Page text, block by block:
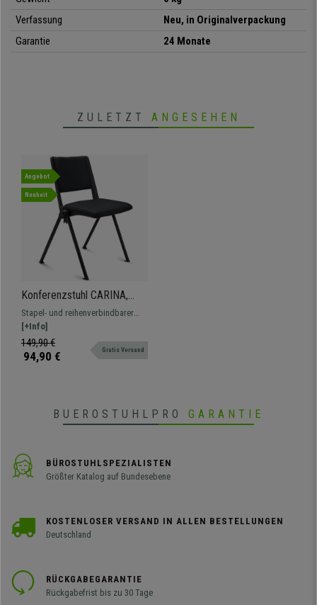
Verfassung
Neu, in Originalverpackung
Garantie
24 Monate
ZULETZT ANGESEHEN
Angebot
Neuheit
Konferenzstuhl CARINA,
stapel- und reihenverbindbar,
schwarzes Stahlgestell,
Kunstleder Farbe Schwarz
Stapel- und reihenverbindbarer
Konferenzstuhl. Attraktives
modernes Design, erhältlich auch
gepolstert, mit Schreibbrett und
[+Info]
149,90 €
94,90 € Gratis Versand
BUEROSTUHLPRO GARANTIE
BÜROSTUHLSPEZIALISTEN
Größter Katalog auf Bundesebene
KOSTENLOSER VERSAND IN ALLEN BESTELLUNGEN
Deutschland
RÜCKGABEGARANTIE
Rückgabefrist bis zu 30 Tage